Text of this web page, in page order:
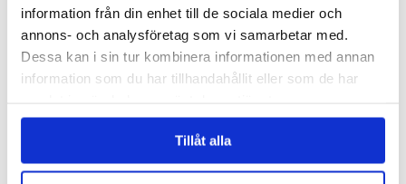
information från din enhet till de sociala medier och
annons- och analysföretag som vi samarbetar med.
Dessa kan i sin tur kombinera informationen med annan
information som du har tillhandahållit eller som de har
Tillåt alla
Inlagt den1 september 2014underÖvrigt.